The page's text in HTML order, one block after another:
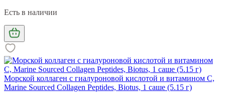
Есть в наличии
Морской коллаген с гиалуроновой кислотой и витамином С,
Marine Sourced Collagen Peptidеs, Biotus, 1 саше (5.15 г)